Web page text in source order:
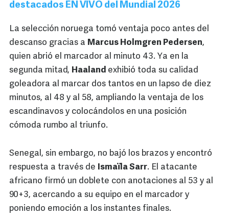
destacados EN VIVO del Mundial 2026
La selección noruega tomó ventaja poco antes del
descanso gracias a Marcus Holmgren Pedersen,
quien abrió el marcador al minuto 43. Ya en la
segunda mitad, Haaland exhibió toda su calidad
goleadora al marcar dos tantos en un lapso de diez
minutos, al 48 y al 58, ampliando la ventaja de los
escandinavos y colocándolos en una posición
cómoda rumbo al triunfo.
Senegal, sin embargo, no bajó los brazos y encontró
respuesta a través de Ismaïla Sarr. El atacante
africano firmó un doblete con anotaciones al 53 y al
90+3, acercando a su equipo en el marcador y
poniendo emoción a los instantes finales.